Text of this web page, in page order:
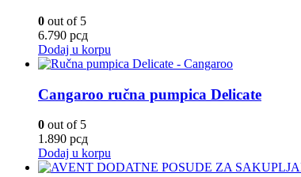
0 out of 5
6.790 рсд
Dodaj u korpu
Cangaroo ručna pumpica Delicate
0 out of 5
1.890 рсд
Dodaj u korpu